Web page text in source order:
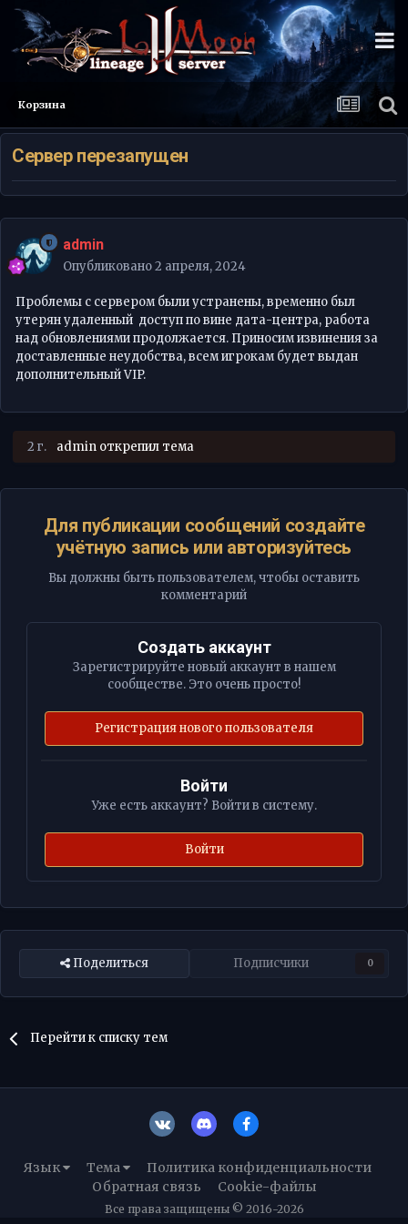
Корзина
Сервер перезапущен
admin
Опубликовано2 апреля, 2024
Проблемы с сервером были устранены, временно был
утерян удаленный доступ по вине дата-центра, работа
над обновлениями продолжается. Приносим извинения за
доставленные неудобства, всем игрокам будет выдан
дополнительный VIP.
2 г. admin открепил тема
Для публикации сообщений создайте
учётную запись или авторизуйтесь
Вы должны быть пользователем, чтобы оставить
комментарий
Создать аккаунт
Зарегистрируйте новый аккаунт в нашем
сообществе. Это очень просто!
Регистрация нового пользователя
Войти
Уже есть аккаунт? Войти в систему.
Войти
Поделиться Подписчики 0
Перейти к списку тем
Язык Тема
Политика конфиденциальности
Обратная связь
Cookie-файлы
Все права защищены © 2016-2026